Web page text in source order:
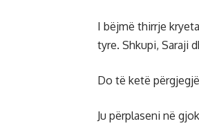
I bëjmë thirrje
tyre. Shkupi, Saraji
Do të ketë
Ju përplaseni në